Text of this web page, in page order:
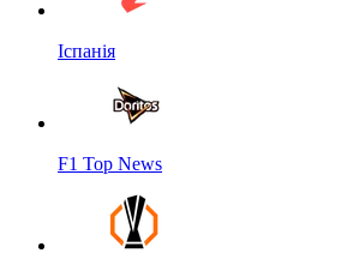
Іспанія
F1 Top News